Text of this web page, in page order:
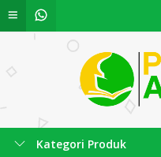
Kategori Produk